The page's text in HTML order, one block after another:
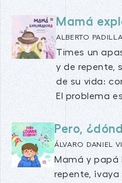
Mamá
ALBERTO
Times un
y de repente,
de su vida:
El problema
Pero,
ÁLVARO DANIEL
Mamá y papá
repente,